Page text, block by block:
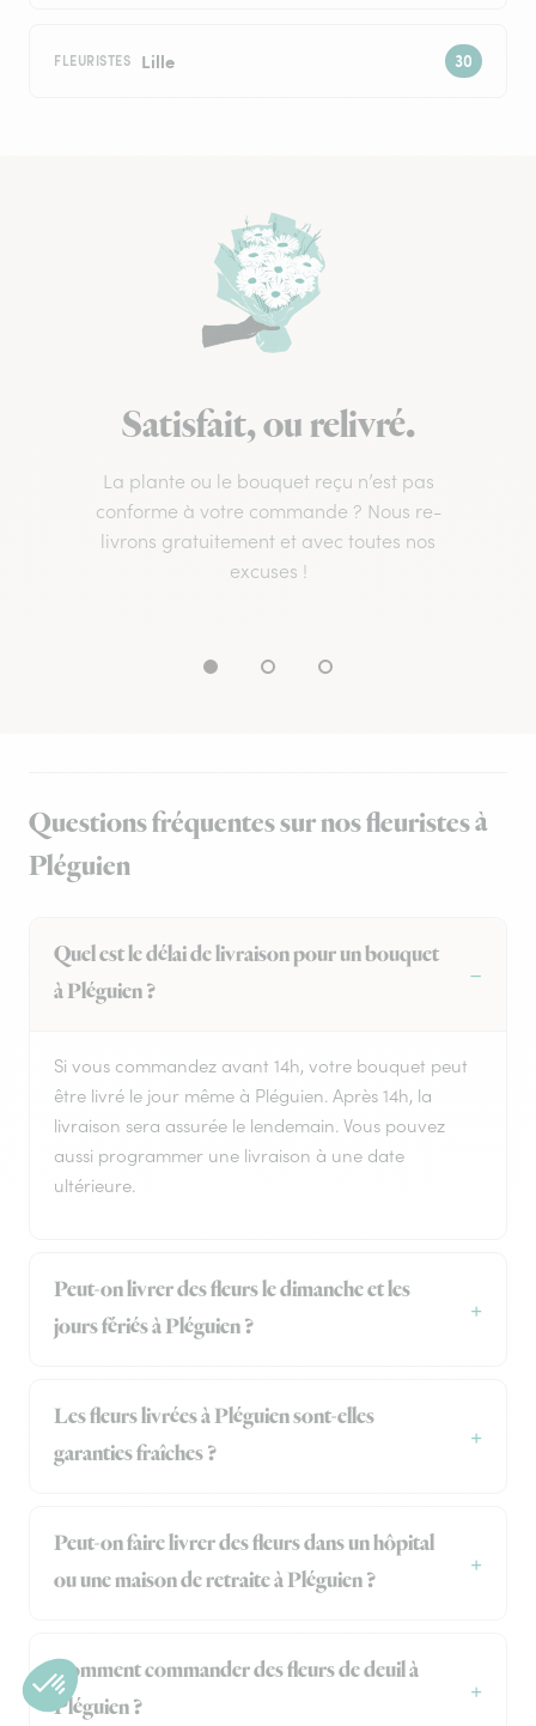
FLEURISTES Lille
Satisfait, ou relivré.
La plante ou le bouquet reçu n’est pas
conforme à votre commande ? Nous re-
livrons gratuitement et avec toutes nos
excuses !
Questions fréquentes sur nos fleuristes à
Pléguien
Quel est le délai de livraison pour un bouquet
à Pléguien ?
Si vous commandez avant 14h, votre bouquet peut
être livré le jour même à Pléguien. Après 14h, la
livraison sera assurée le lendemain. Vous pouvez
aussi programmer une livraison à une date
ultérieure.
Peut-on livrer des fleurs le dimanche et les
jours fériés à Pléguien ?
Les fleurs livrées à Pléguien sont-elles
garanties fraîches ?
Peut-on faire livrer des fleurs dans un hôpital
ou une maison de retraite à Pléguien ?
Comment commander des fleurs de deuil à
Pléguien ?